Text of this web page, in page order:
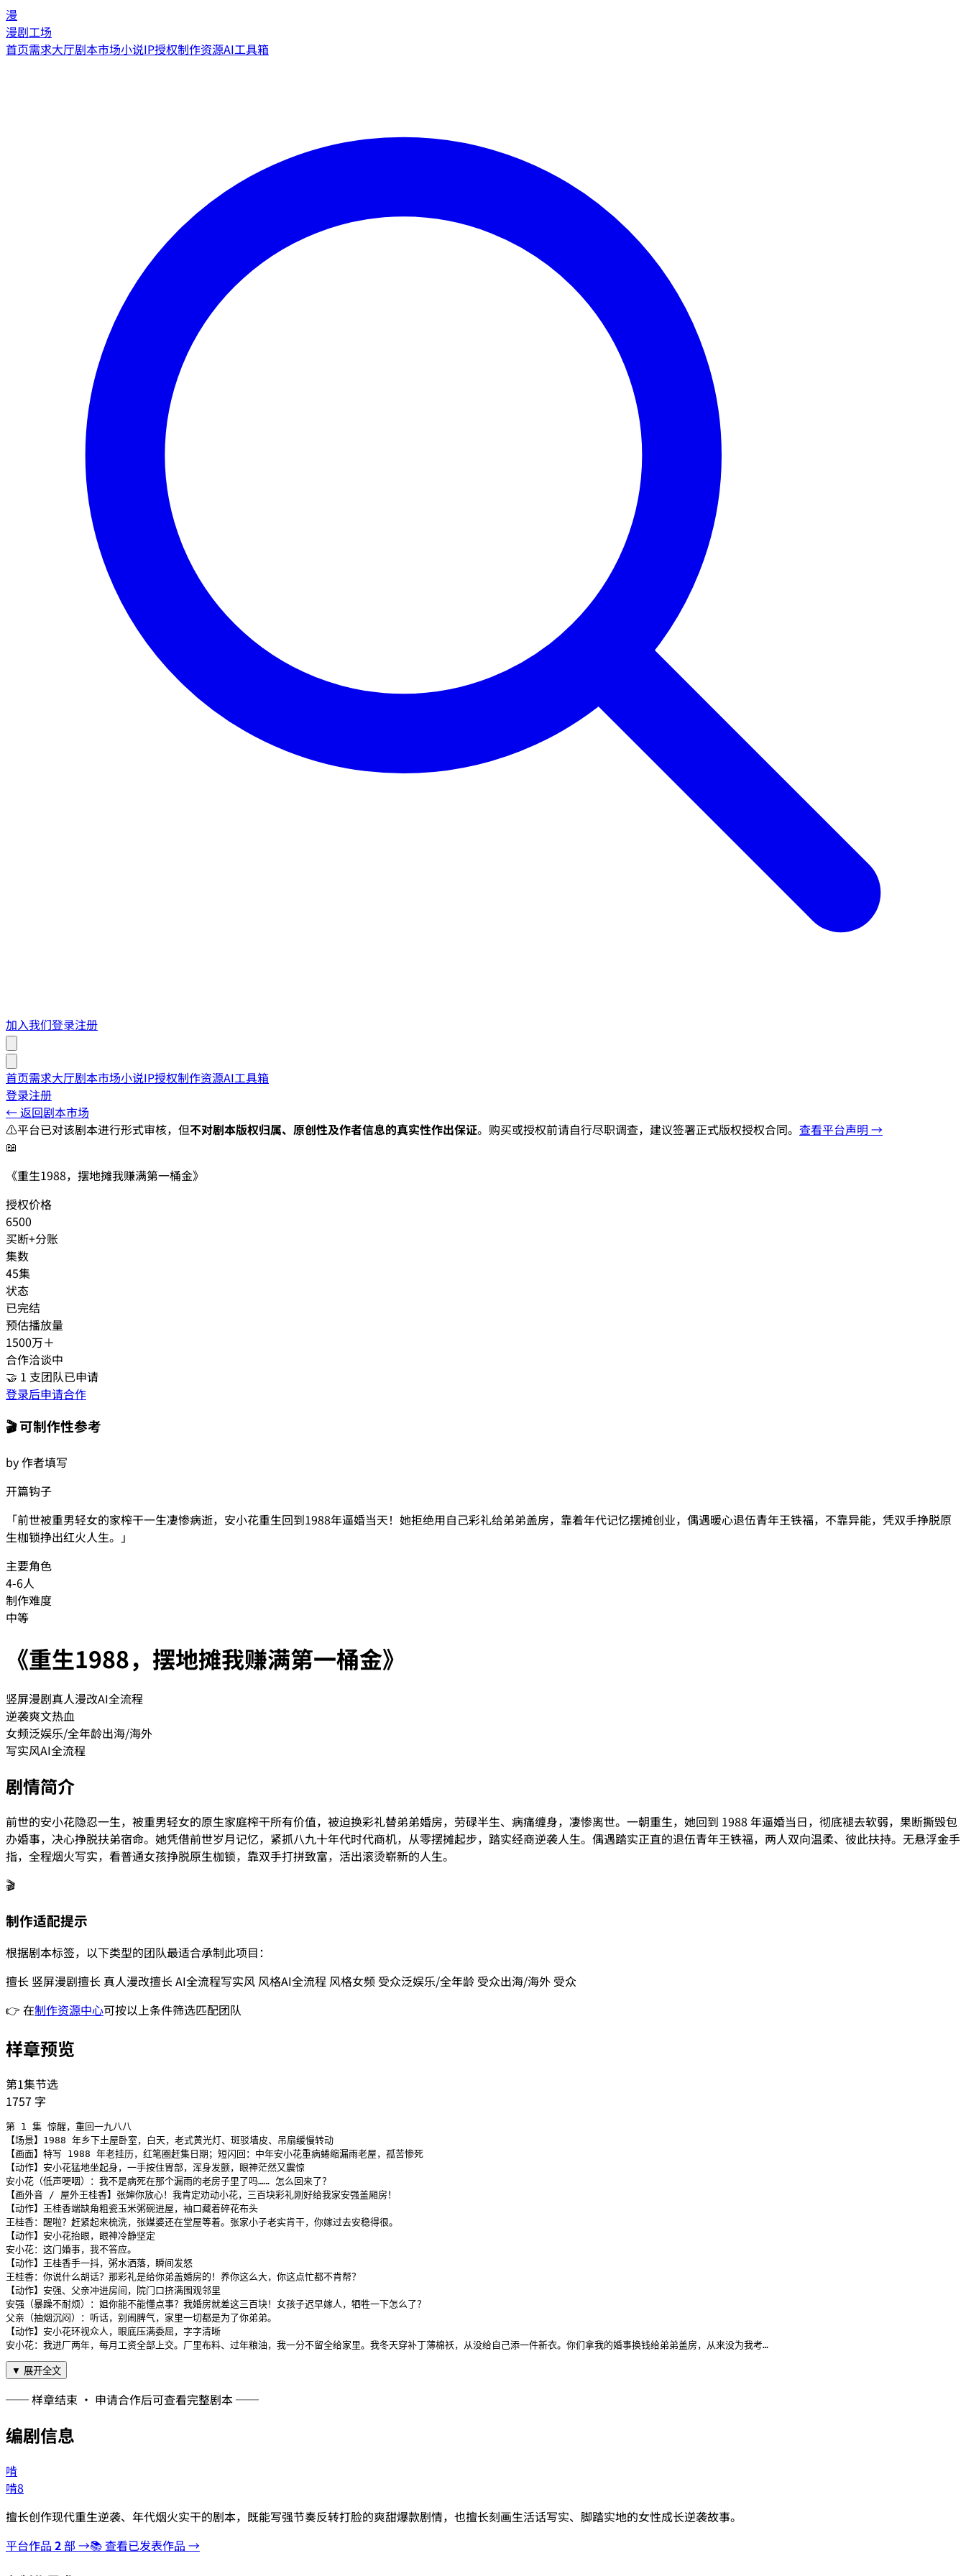
漫
漫剧工场
首页需求大厅剧本市场小说IP授权制作资源AI工具箱
加入我们登录注册
首页需求大厅剧本市场小说IP授权制作资源AI工具箱
登录注册
← 返回剧本市场
⚠️平台已对该剧本进行形式审核，但不对剧本版权归属、原创性及作者信息的真实性作出保证。购买或授权前请自行尽职调查，建议签署正式版权授权合同。 查看平台声明 →
📖
《重生1988，摆地摊我赚满第一桶金》
授权价格
6500
买断+分账
集数
45集
状态
已完结
预估播放量
1500万＋
合作洽谈中
🤝 1 支团队已申请
登录后申请合作
🎬 可制作性参考
by 作者填写
开篇钩子
「前世被重男轻女的家榨干一生凄惨病逝，安小花重生回到1988年逼婚当天！她拒绝用自己彩礼给弟弟盖房，靠着年代记忆摆摊创业，偶遇暖心退伍青年王铁福，不靠异能，凭双手挣脱原
生枷锁挣出红火人生。 」
主要角色
4-6人
制作难度
中等
《重生1988，摆地摊我赚满第一桶金》
竖屏漫剧真人漫改AI全流程
逆袭爽文热血
女频泛娱乐/全年龄出海/海外
写实风AI全流程
剧情简介
前世的安小花隐忍一生，被重男轻女的原生家庭榨干所有价值，被迫换彩礼替弟弟婚房，劳碌半生、病痛缠身，凄惨离世。一朝重生，她回到 1988 年逼婚当日，彻底褪去软弱，果断撕毁包
办婚事，决心挣脱扶弟宿命。她凭借前世岁月记忆，紧抓八九十年代时代商机，从零摆摊起步，踏实经商逆袭人生。偶遇踏实正直的退伍青年王铁福，两人双向温柔、彼此扶持。无悬浮金手
指，全程烟火写实，看普通女孩挣脱原生枷锁，靠双手打拼致富，活出滚烫崭新的人生。
🎬
制作适配提示
根据剧本标签，以下类型的团队最适合承制此项目：
擅长 竖屏漫剧擅长 真人漫改擅长AI全流程写实风 风格AI全流程 风格女频 受众泛娱乐/全年龄 受众出海/海外 受众
👉 在制作资源中心可按以上条件筛选匹配团队
样章预览
第1集节选
1757 字
第 1 集 惊醒，重回一九八八
【场景】1988 年乡下土屋卧室，白天，老式黄光灯、斑驳墙皮、吊扇缓慢转动
【画面】特写 1988 年老挂历，红笔圈赶集日期；短闪回：中年安小花重病蜷缩漏雨老屋，孤苦惨死
【动作】安小花猛地坐起身，一手按住胃部，浑身发颤，眼神茫然又震惊
安小花（低声哽咽）：我不是病死在那个漏雨的老房子里了吗…… 怎么回来了？
【画外音 / 屋外王桂香】张婶你放心！我肯定劝动小花，三百块彩礼刚好给我家安强盖厢房！
【动作】王桂香端缺角粗瓷玉米粥碗进屋，袖口藏着碎花布头
王桂香：醒啦？赶紧起来梳洗，张媒婆还在堂屋等着。张家小子老实肯干，你嫁过去安稳得很。
【动作】安小花抬眼，眼神冷静坚定
安小花：这门婚事，我不答应。
【动作】王桂香手一抖，粥水洒落，瞬间发怒
王桂香：你说什么胡话？那彩礼是给你弟盖婚房的！养你这么大，你这点忙都不肯帮？
【动作】安强、父亲冲进房间，院门口挤满围观邻里
安强（暴躁不耐烦）：姐你能不能懂点事？我婚房就差这三百块！女孩子迟早嫁人，牺牲一下怎么了？
父亲（抽烟沉闷）：听话，别闹脾气，家里一切都是为了你弟弟。
【动作】安小花环视众人，眼底压满委屈，字字清晰
安小花：我进厂两年，每月工资全部上交。厂里布料、过年粮油，我一分不留全给家里。我冬天穿补丁薄棉袄，从没给自己添一件新衣。你们拿我的婚事换钱给弟弟盖房，从来没为我考…
▼ 展开全文
── 样章结束 · 申请合作后可查看完整剧本 ──
编剧信息
啃
啃8
擅长创作现代重生逆袭、年代烟火实干的剧本，既能写强节奏反转打脸的爽甜爆款剧情，也擅长刻画生活话写实、脚踏实地的女性成长逆袭故事。
平台作品 2部 →📚 查看已发表作品 →